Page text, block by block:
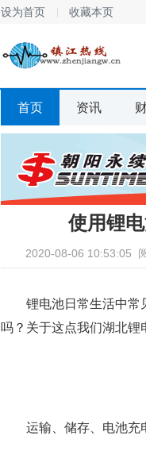
设为首页 收藏本页
首页 资讯
使用锂
2020-08-06 10:53:05
锂电池日常生活中常
吗？关于这点我们湖北锂
运输、储存、电池充